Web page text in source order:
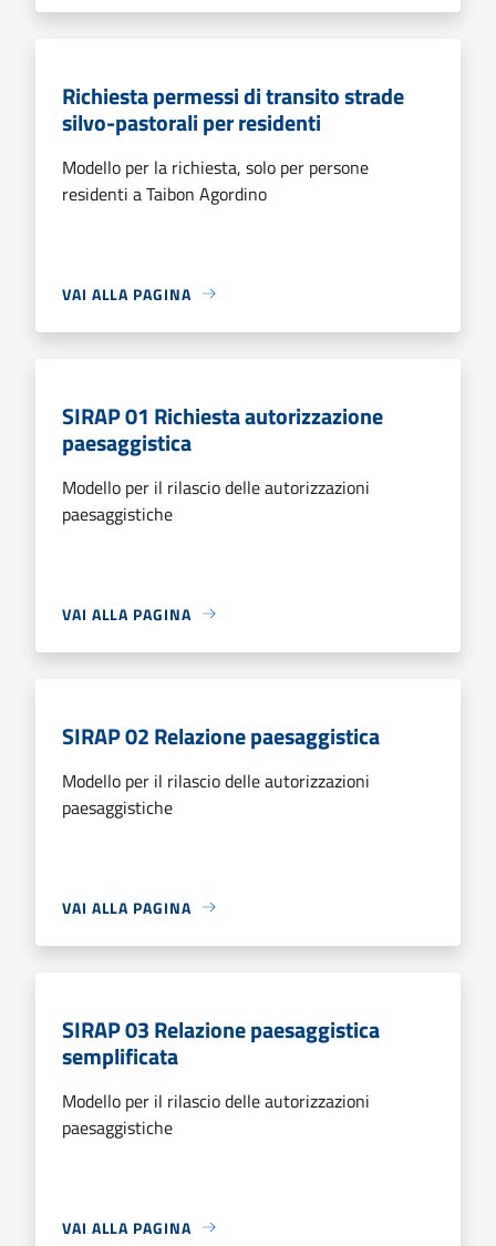
Richiesta permessi di transito strade
silvo-pastorali per residenti
Modello per la richiesta, solo per persone
residenti a Taibon Agordino
VAI ALLA PAGINA
SIRAP 01 Richiesta autorizzazione
paesaggistica
Modello per il rilascio delle autorizzazioni
paesaggistiche
VAI ALLA PAGINA
SIRAP 02 Relazione paesaggistica
Modello per il rilascio delle autorizzazioni
paesaggistiche
VAI ALLA PAGINA
SIRAP 03 Relazione paesaggistica
semplificata
Modello per il rilascio delle autorizzazioni
paesaggistiche
VAI ALLA PAGINA